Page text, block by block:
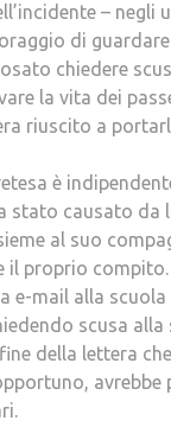
– negli
di
chiedere
la vita dei
riuscito a
è
stato causato da
al suo
il proprio compito.
e-mail alla
scusa alla
della lettera
avrebbe